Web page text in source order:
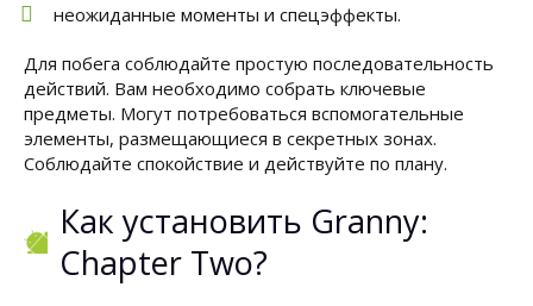
неожиданные моменты и спецэффекты.
Для побега соблюдайте простую последовательность
действий. Вам необходимо собрать ключевые
предметы. Могут потребоваться вспомогательные
элементы, размещающиеся в секретных зонах.
Соблюдайте спокойствие и действуйте по плану.
Как установить Granny:
Chapter Two?